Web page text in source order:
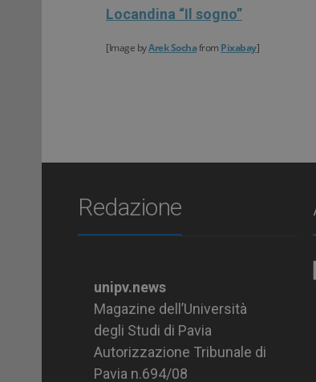
Locandina “Il sogno”
[Image byArek Sochafrom Pixabay]
Redazione
unipv.news
Magazine dell’Università
degli Studi di Pavia
Autorizzazione Tribunale di
Pavia n.694/08